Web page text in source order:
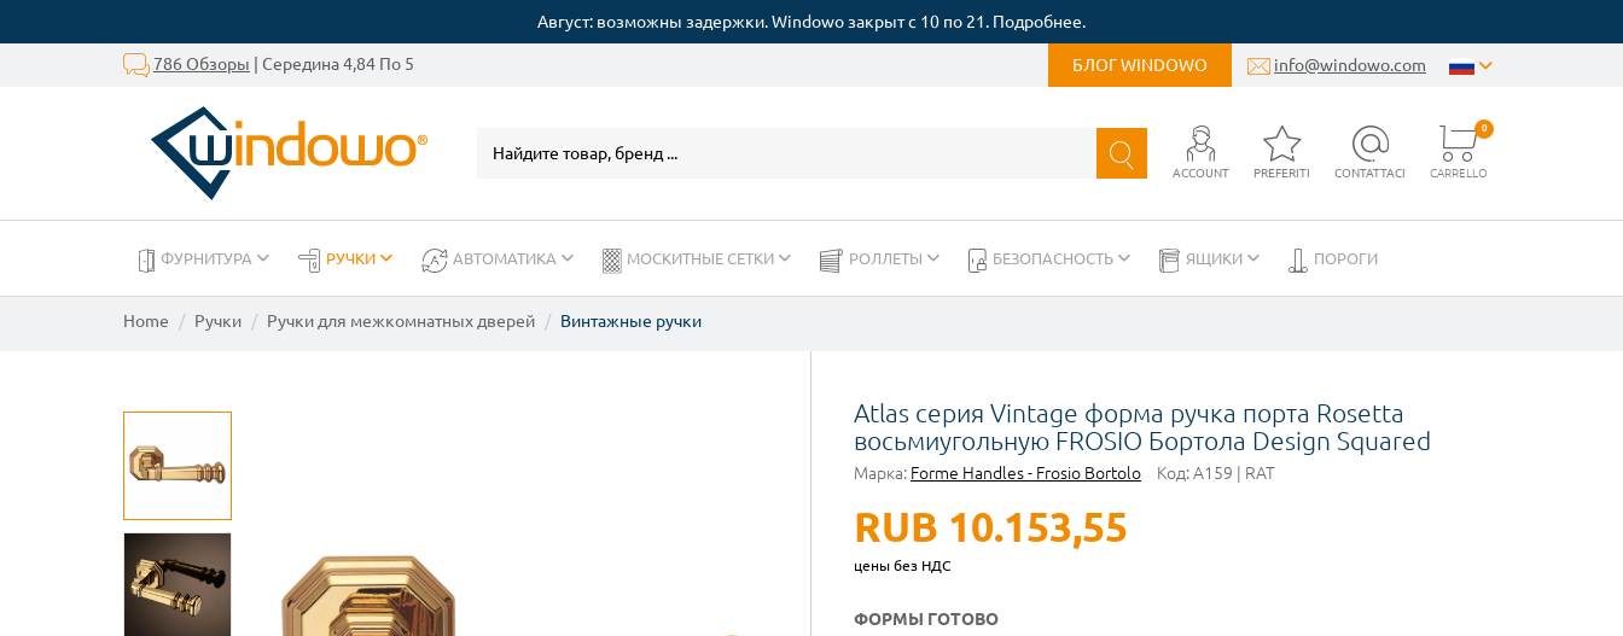
Август: возможны задержки. Windowo закрыт с 10 по 21. Подробнее.
786 Обзоры | Середина 4,84 По 5 БЛОГ WINDOWO info@windowo.com
ACCOUNT PREFERITI CONTATTACI CARRELLO
0
ФУРНИТУРА РУЧКИ АВТОМАТИКА МОСКИТНЫЕ СЕТКИ РОЛЛЕТЫ БЕЗОПАСНОСТЬ ЯЩИКИ ПОРОГИ
Home Ручки Ручки для межкомнатных дверей Винтажные ручки
Atlas серия Vintage форма ручка порта Rosetta
восьмиугольную FROSIO Бортола Design Squared
Марка: Forme Handles - Frosio Bortolo Код:A159 | RAT
RUB 10.153,55
цены без НДС
ФОРМЫ ГОТОВО